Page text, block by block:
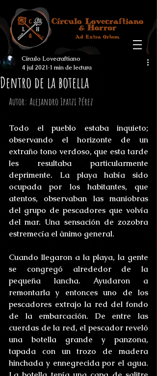
Dentro de la botella
Círculo Lovecraftiano
4 jul 2021 1 min de lectura
Autor: Alejandro Ipatzi Pérez
Todo el pueblo estaba inquieto;
observando el horizonte de un
extraño tono verdoso, que esta tarde
les resultaba particularmente
deprimente. La playa había sido
ocupada por los habitantes, que
atentos, observaban las maniobras
del grupo de pescadores que volvía
del mar. Una sensación de zozobra
estremecía el ánimo general.
Cuando llegaron a la playa, la gente
se congregó alrededor de la
pequeña lancha. Ayudaron a
remontarla y entonces uno de los
pescadores extrajo la red del fondo
de la embarcación. De entre las
cuerdas de la red, el pescador reveló
una botella grande y panzona,
tapada con un trozo de madera
hinchada y ennegrecida por el agua.